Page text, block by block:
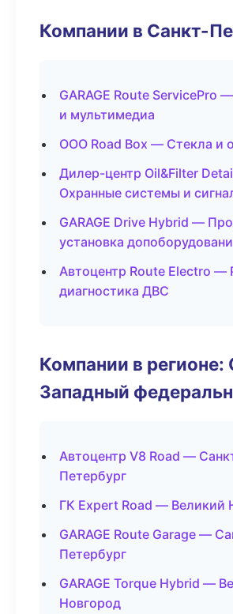
Компании в Санкт-
GARAGE Route ServicePro
и мультимедиа
ООО Road Box — Стекла и
Дилер-центр Oil&Filter
Охранные системы и
GARAGE Drive Hybrid —
установка
Автоцентр Route Electro —
диагностика ДВС
Компании в регионе:
Западный
Автоцентр V8 Road —
Петербург
ГК Expert Road — Великий
GARAGE Route Garage —
Петербург
GARAGE Torque Hybrid —
Новгород